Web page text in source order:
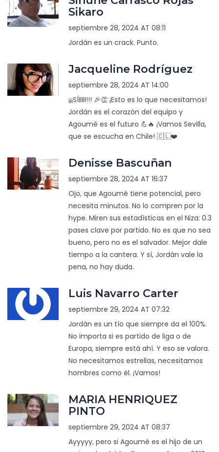
Sikaro
septiembre 28, 2024 AT 08:11
Jordán es un crack. Punto.
Jacqueline Rodríguez
septiembre 28, 2024 AT 14:00
¡¡¡SÍIIIII!!! 🎉👏 ¡Esto es lo que necesitamos!
Jordán es el corazón del equipo y
Agoumé es el futuro 💪🔥 ¡Vamos Sevilla,
que se escucha en Chile! 🇨🇱❤️
Denisse Bascuñan
septiembre 28, 2024 AT 16:37
Ojo, que Agoumé tiene potencial, pero
necesita minutos. No lo compren por la
hype. Miren sus estadísticas en el Niza: 0.3
pases clave por partido. No es que no sea
bueno, pero no es el salvador. Mejor dale
tiempo a la cantera. Y sí, Jordán vale la
pena, no hay duda.
Luis Navarro Carter
septiembre 29, 2024 AT 07:32
Jordán es un tío que siempre da el 100%.
No importa si es partido de liga o de
Europa, siempre está ahí. Y eso se valora.
No necesitamos estrellas, necesitamos
hombres como él. ¡Vamos!
MARIA HENRIQUEZ
PINTO
septiembre 29, 2024 AT 08:37
Ayyyyy, pero si Agoumé es el hijo de un